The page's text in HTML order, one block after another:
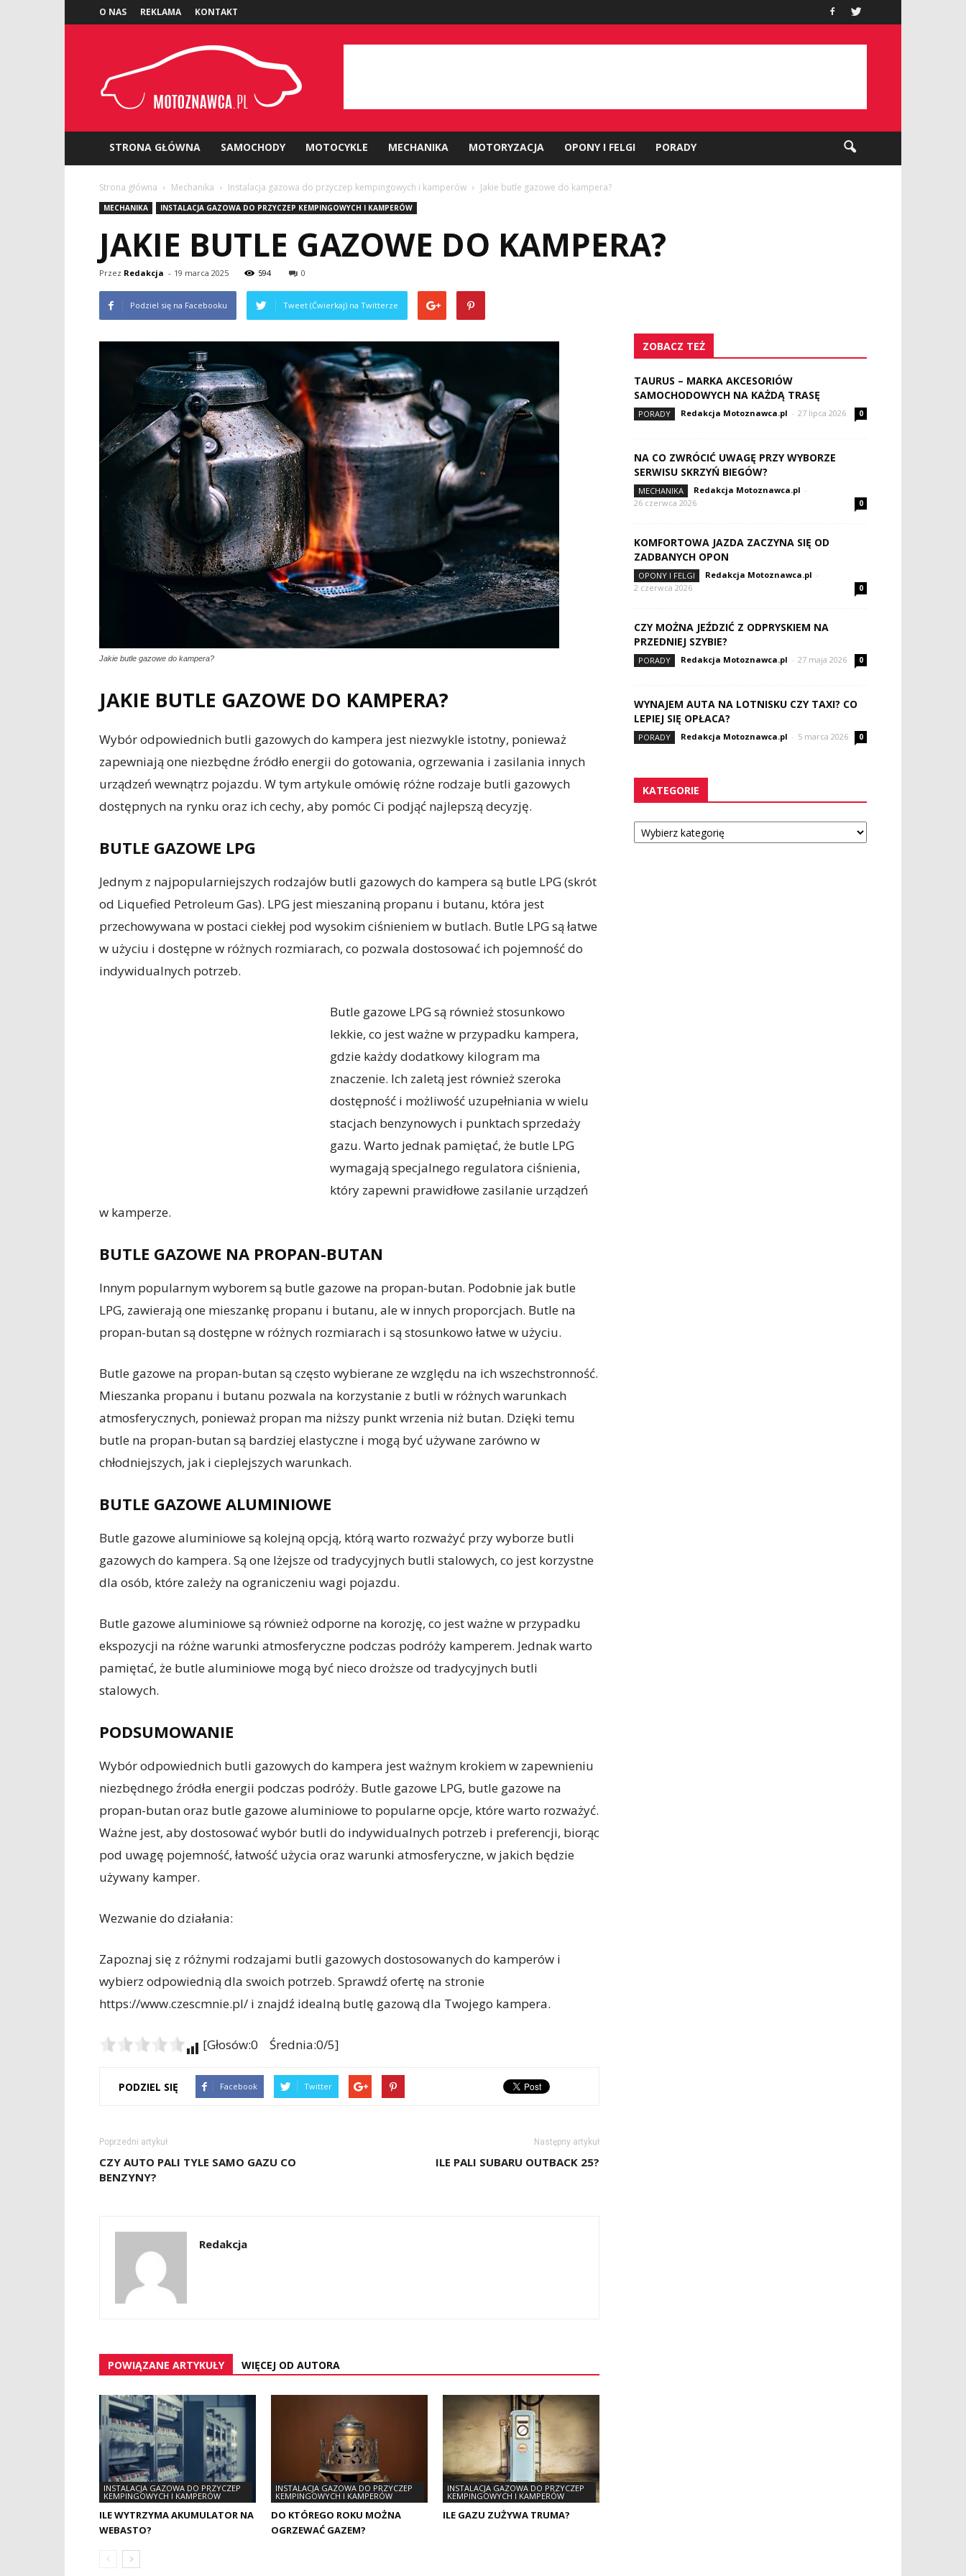
O NAS REKLAMA KONTAKT
STRONA GŁÓWNA SAMOCHODY MOTOCYKLE MECHANIKA MOTORYZACJA OPONY I FELGI PORADY
Strona główna Mechanika Instalacja gazowa do przyczep kempingowych i kamperów Jakie butle gazowe do kampera?
MECHANIKA INSTALACJA GAZOWA DO PRZYCZEP KEMPINGOWYCH I KAMPERÓW
JAKIE BUTLE GAZOWE DO KAMPERA?
Przez Redakcja - 19 marca 2025 594 0
Podziel się na Facebooku Tweet (Ćwierkaj) na Twitterze
Jakie butle gazowe do kampera?
JAKIE BUTLE GAZOWE DO KAMPERA?
Wybór odpowiednich butli gazowych do kampera jest niezwykle istotny, ponieważ
zapewniają one niezbędne źródło energii do gotowania, ogrzewania i zasilania innych
urządzeń wewnątrz pojazdu. W tym artykule omówię różne rodzaje butli gazowych
dostępnych na rynku oraz ich cechy, aby pomóc Ci podjąć najlepszą decyzję.
BUTLE GAZOWE LPG
Jednym z najpopularniejszych rodzajów butli gazowych do kampera są butle LPG (skrót
od Liquefied Petroleum Gas). LPG jest mieszaniną propanu i butanu, która jest
przechowywana w postaci ciekłej pod wysokim ciśnieniem w butlach. Butle LPG są łatwe
w użyciu i dostępne w różnych rozmiarach, co pozwala dostosować ich pojemność do
indywidualnych potrzeb.
Butle gazowe LPG są również stosunkowo
lekkie, co jest ważne w przypadku kampera,
gdzie każdy dodatkowy kilogram ma
znaczenie. Ich zaletą jest również szeroka
dostępność i możliwość uzupełniania w wielu
stacjach benzynowych i punktach sprzedaży
gazu. Warto jednak pamiętać, że butle LPG
wymagają specjalnego regulatora ciśnienia,
który zapewni prawidłowe zasilanie urządzeń
w kamperze.
BUTLE GAZOWE NA PROPAN-BUTAN
Innym popularnym wyborem są butle gazowe na propan-butan. Podobnie jak butle
LPG, zawierają one mieszankę propanu i butanu, ale w innych proporcjach. Butle na
propan-butan są dostępne w różnych rozmiarach i są stosunkowo łatwe w użyciu.
Butle gazowe na propan-butan są często wybierane ze względu na ich wszechstronność.
Mieszanka propanu i butanu pozwala na korzystanie z butli w różnych warunkach
atmosferycznych, ponieważ propan ma niższy punkt wrzenia niż butan. Dzięki temu
butle na propan-butan są bardziej elastyczne i mogą być używane zarówno w
chłodniejszych, jak i cieplejszych warunkach.
BUTLE GAZOWE ALUMINIOWE
Butle gazowe aluminiowe są kolejną opcją, którą warto rozważyć przy wyborze butli
gazowych do kampera. Są one lżejsze od tradycyjnych butli stalowych, co jest korzystne
dla osób, które zależy na ograniczeniu wagi pojazdu.
Butle gazowe aluminiowe są również odporne na korozję, co jest ważne w przypadku
ekspozycji na różne warunki atmosferyczne podczas podróży kamperem. Jednak warto
pamiętać, że butle aluminiowe mogą być nieco droższe od tradycyjnych butli
stalowych.
PODSUMOWANIE
Wybór odpowiednich butli gazowych do kampera jest ważnym krokiem w zapewnieniu
niezbędnego źródła energii podczas podróży. Butle gazowe LPG, butle gazowe na
propan-butan oraz butle gazowe aluminiowe to popularne opcje, które warto rozważyć.
Ważne jest, aby dostosować wybór butli do indywidualnych potrzeb i preferencji, biorąc
pod uwagę pojemność, łatwość użycia oraz warunki atmosferyczne, w jakich będzie
używany kamper.
Wezwanie do działania:
Zapoznaj się z różnymi rodzajami butli gazowych dostosowanych do kamperów i
wybierz odpowiednią dla swoich potrzeb. Sprawdź ofertę na stronie
https://www.czescmnie.pl/ i znajdź idealną butlę gazową dla Twojego kampera.
[Głosów:0 Średnia:0/5]
PODZIEL SIĘ Facebook Twitter
Poprzedni artykuł
CZY AUTO PALI TYLE SAMO GAZU CO
BENZYNY?
Następny artykuł
ILE PALI SUBARU OUTBACK 25?
Redakcja
POWIĄZANE ARTYKUŁY WIĘCEJ OD AUTORA
INSTALACJA GAZOWA DO PRZYCZEP
KEMPINGOWYCH I KAMPERÓW
ILE WYTRZYMA AKUMULATOR NA
WEBASTO?
INSTALACJA GAZOWA DO PRZYCZEP
KEMPINGOWYCH I KAMPERÓW
DO KTÓREGO ROKU MOŻNA
OGRZEWAĆ GAZEM?
INSTALACJA GAZOWA DO PRZYCZEP
KEMPINGOWYCH I KAMPERÓW
ILE GAZU ZUŻYWA TRUMA?
ZOBACZ TEŻ
TAURUS – MARKA AKCESORIÓW
SAMOCHODOWYCH NA KAŻDĄ TRASĘ
PORADY Redakcja Motoznawca.pl - 27 lipca 2026 0
NA CO ZWRÓCIĆ UWAGĘ PRZY WYBORZE
SERWISU SKRZYŃ BIEGÓW?
MECHANIKA Redakcja Motoznawca.pl -
26 czerwca 2026
0
KOMFORTOWA JAZDA ZACZYNA SIĘ OD
ZADBANYCH OPON
OPONY I FELGI Redakcja Motoznawca.pl -
2 czerwca 2026
0
CZY MOŻNA JEŹDZIĆ Z ODPRYSKIEM NA
PRZEDNIEJ SZYBIE?
PORADY Redakcja Motoznawca.pl - 27 maja 2026 0
WYNAJEM AUTA NA LOTNISKU CZY TAXI? CO
LEPIEJ SIĘ OPŁACA?
PORADY Redakcja Motoznawca.pl - 5 marca 2026 0
KATEGORIE
Kategorie